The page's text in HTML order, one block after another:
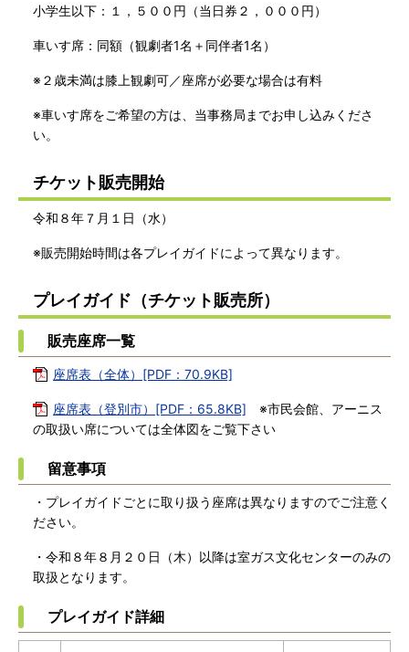
小学生以下：１，５００円（当日券２，０００円）
車いす席：同額（観劇者1名＋同伴者1名）
※２歳未満は膝上観劇可／座席が必要な場合は有料
※車いす席をご希望の方は、当事務局までお申し込みくださ
い。
チケット販売開始
令和８年７月１日（水）
※販売開始時間は各プレイガイドによって異なります。
プレイガイド（チケット販売所）
販売座席一覧
座席表（全体）[PDF：70.9KB]
座席表（登別市）[PDF：65.8KB] ※市民会館、アーニス
の取扱い席については全体図をご覧下さい
留意事項
・プレイガイドごとに取り扱う座席は異なりますのでご注意く
ださい。
・令和８年８月２０日（木）以降は室ガス文化センターのみの
取扱となります。
プレイガイド詳細